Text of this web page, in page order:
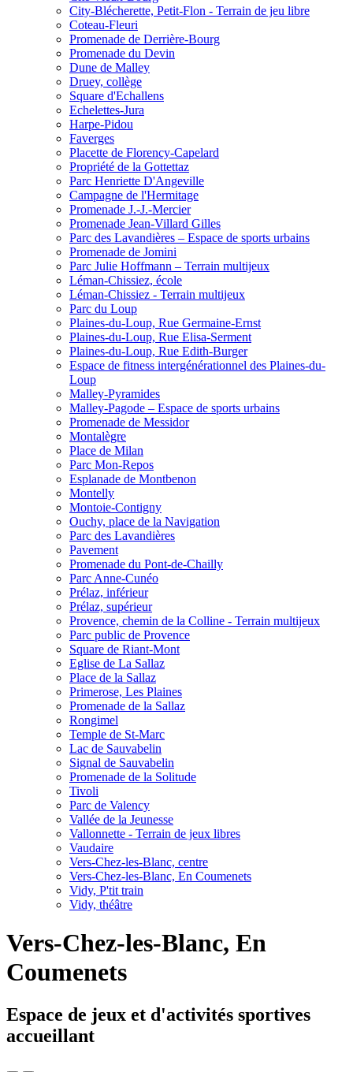
City-Blécherette, Petit-Flon - Terrain de jeu libre
Coteau-Fleuri
Promenade de Derrière-Bourg
Promenade du Devin
Dune de Malley
Druey, collège
Square d'Echallens
Echelettes-Jura
Harpe-Pidou
Faverges
Placette de Florency-Capelard
Propriété de la Gottettaz
Parc Henriette D'Angeville
Campagne de l'Hermitage
Promenade J.-J.-Mercier
Promenade Jean-Villard Gilles
Parc des Lavandières – Espace de sports urbains
Promenade de Jomini
Parc Julie Hoffmann – Terrain multijeux
Léman-Chissiez, école
Léman-Chissiez - Terrain multijeux
Parc du Loup
Plaines-du-Loup, Rue Germaine-Ernst
Plaines-du-Loup, Rue Elisa-Serment
Plaines-du-Loup, Rue Edith-Burger
Espace de fitness intergénérationnel des Plaines-du-
Loup
Malley-Pyramides
Malley-Pagode – Espace de sports urbains
Promenade de Messidor
Montalègre
Place de Milan
Parc Mon-Repos
Esplanade de Montbenon
Montelly
Montoie-Contigny
Ouchy, place de la Navigation
Parc des Lavandières
Pavement
Promenade du Pont-de-Chailly
Parc Anne-Cunéo
Prélaz, inférieur
Prélaz, supérieur
Provence, chemin de la Colline - Terrain multijeux
Parc public de Provence
Square de Riant-Mont
Eglise de La Sallaz
Place de la Sallaz
Primerose, Les Plaines
Promenade de la Sallaz
Rongimel
Temple de St-Marc
Lac de Sauvabelin
Signal de Sauvabelin
Promenade de la Solitude
Tivoli
Parc de Valency
Vallée de la Jeunesse
Vallonnette - Terrain de jeux libres
Vaudaire
Vers-Chez-les-Blanc, centre
Vers-Chez-les-Blanc, En Coumenets
Vidy, P'tit train
Vidy, théâtre
Vers-Chez-les-Blanc, En
Coumenets
Espace de jeux et d'activités sportives
accueillant